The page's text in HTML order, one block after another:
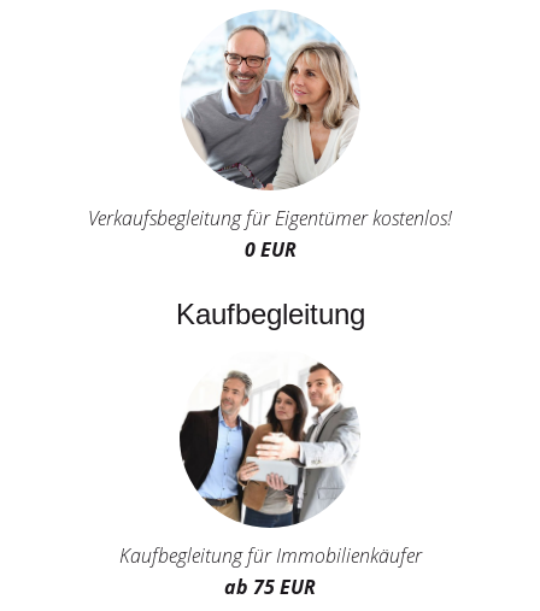
Verkaufsbegleitung für Eigentümer kostenlos!
0 EUR
Kaufbegleitung
Kaufbegleitung für Immobilienkäufer
ab 75 EUR